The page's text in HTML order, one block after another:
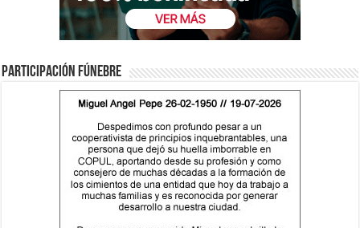
Participación fúnebre